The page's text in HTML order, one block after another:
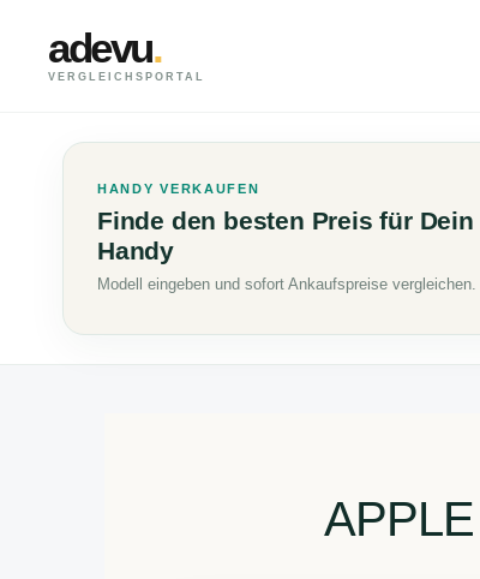
adevu.
VERGLEICHSPORTAL
HANDY VERKAUFEN
Finde den besten Preis für Dein
Handy
Modell eingeben und sofort Ankaufspreise vergleichen.